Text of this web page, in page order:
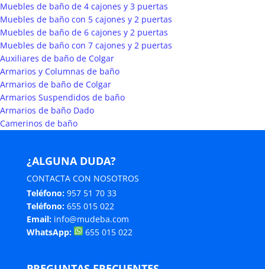
Muebles de baño de 4 cajones y 3 puertas
Muebles de baño con 5 cajones y 2 puertas
Muebles de baño de 6 cajones y 2 puertas
Muebles de baño con 7 cajones y 2 puertas
Auxiliares de baño de Colgar
Armarios y Columnas de baño
Armarios de baño de Colgar
Armarios Suspendidos de baño
Armarios de baño Dado
Camerinos de baño
¿ALGUNA DUDA?
CONTACTA CON NOSOTROS
Teléfono: 957 51 70 33
Teléfono: 655 015 022
Email: info@mudeba.com
WhatsApp:
655 015 022